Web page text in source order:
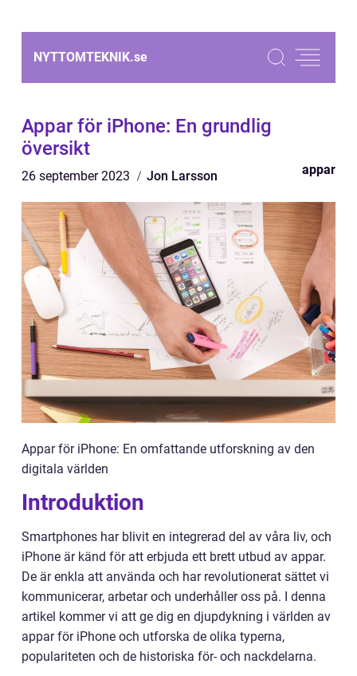
NYTTOMTEKNIK.se
Appar för iPhone: En grundlig
översikt
26 september 2023 Jon Larsson appar
Appar för iPhone: En omfattande utforskning av den
digitala världen
Introduktion
Smartphones har blivit en integrerad del av våra liv, och
iPhone är känd för att erbjuda ett brett utbud av appar.
De är enkla att använda och har revolutionerat sättet vi
kommunicerar, arbetar och underhåller oss på. I denna
artikel kommer vi att ge dig en djupdykning i världen av
appar för iPhone och utforska de olika typerna,
populariteten och de historiska för- och nackdelarna.